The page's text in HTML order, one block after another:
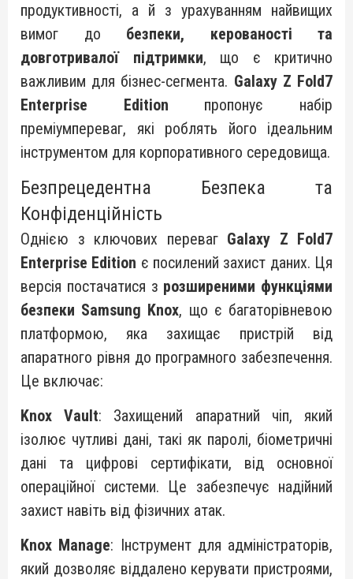
продуктивності, а й з урахуванням найвищих
вимог до безпеки, керованості та
довготривалої підтримки, що є критично
важливим для бізнес-сегмента. Galaxy Z Fold7
Enterprise Edition пропонує набір
преміумпереваг, які роблять його ідеальним
інструментом для корпоративного середовища.
Безпрецедентна Безпека та
Конфіденційність
Однією з ключових переваг Galaxy Z Fold7
Enterprise Edition є посилений захист даних. Ця
версія постачатися з розширеними функціями
безпеки Samsung Knox, що є багаторівневою
платформою, яка захищає пристрій від
апаратного рівня до програмного забезпечення.
Це включає:
Knox Vault: Захищений апаратний чіп, який
ізолює чутливі дані, такі як паролі, біометричні
дані та цифрові сертифікати, від основної
операційної системи. Це забезпечує надійний
захист навіть від фізичних атак.
Knox Manage: Інструмент для адміністраторів,
який дозволяє віддалено керувати пристроями,